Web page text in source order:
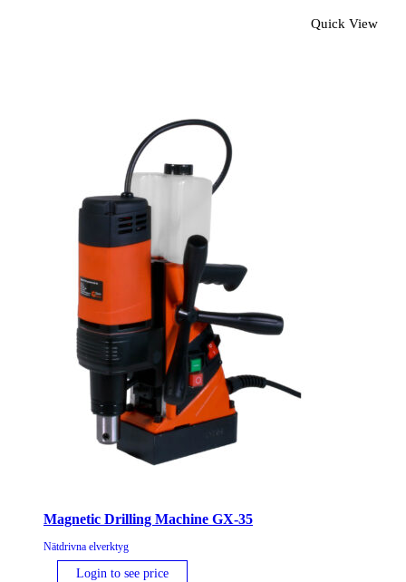
Quick View
Magnetic Drilling Machine GX-35
Nätdrivna elverktyg
Login to see price